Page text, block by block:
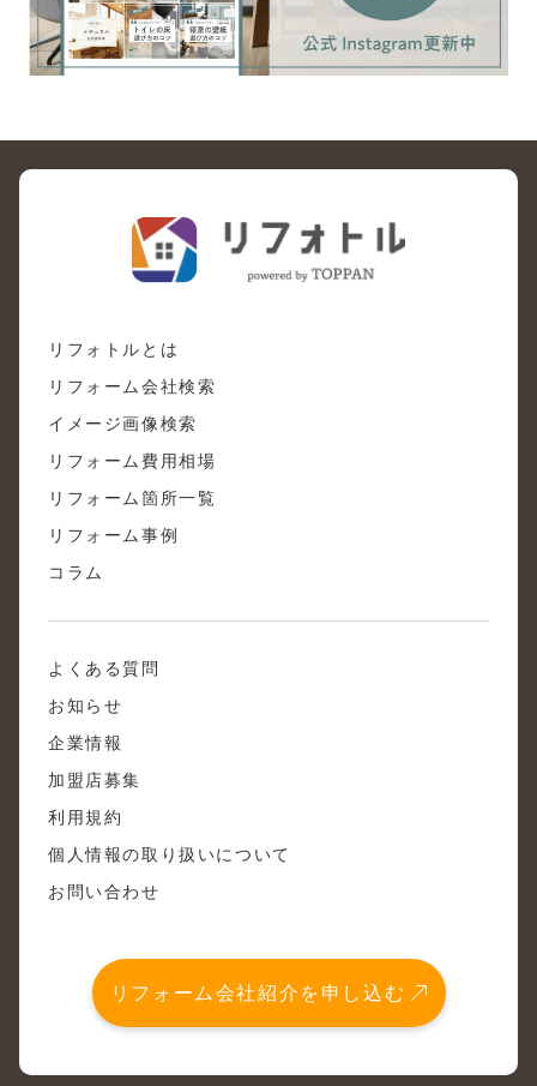
リフォトルとは
リフォーム会社検索
イメージ画像検索
リフォーム費用相場
リフォーム箇所一覧
リフォーム事例
コラム
よくある質問
お知らせ
企業情報
加盟店募集
利用規約
個人情報の取り扱いについて
お問い合わせ
リフォーム会社紹介を申し込む